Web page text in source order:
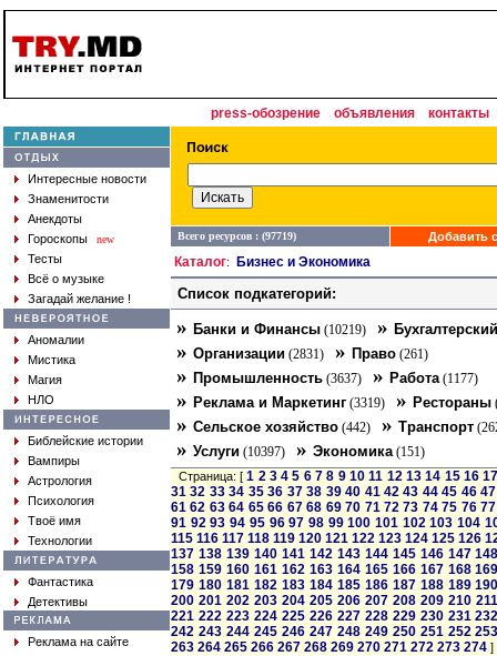
press-обозрение объявления контакты
Интересные новости
Знаменитости
Анекдоты
Гороскопы
new
Тесты
Всё о музыке
Загадай желание !
Аномалии
Мистика
Магия
НЛО
Библейские истории
Вампиры
Астрология
Психология
Твоё имя
Технологии
Фантастика
Детективы
Реклама на сайте
Всего ресурсов : (97719) Добавить
Каталог: Бизнес и Экономика
Список подкатегорий:
» Банки и Финансы (10219) »
» Организации (2831) » Право (261)
» Промышленность (3637) » Работа(1177)
» Реклама и Маркетинг (3319) » Рестораны
» Сельское хозяйство (442) » Транспорт
» Услуги (10397) » Экономика(151)
Страница: [1 2 3 4 5 6 7 8 9 10 11 12 13 14 15 16
31 32 33 34 35 36 37 38 39 40 41 42 43 44 45 46 47
61 62 63 64 65 66 67 68 69 70 71 72 73 74 75 76 77
91 92 93 94 95 96 97 98 99 100 101 102 103 104
115 116 117 118 119 120 121 122 123 124 125 126
137 138 139 140 141 142 143 144 145 146 147
158 159 160 161 162 163 164 165 166 167 168
179 180 181 182 183 184 185 186 187 188 189
200 201 202 203 204 205 206 207 208 209 210 211
221 222 223 224 225 226 227 228 229 230 231
242 243 244 245 246 247 248 249 250 251 252
263 264 265 266 267 268 269 270 271 272 273 274 ]